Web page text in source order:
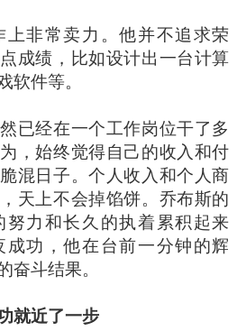
非常卖力。他并不追求荣
成绩，比如设计出一台计算
软件等。
经在一个工作岗位干了多
，始终觉得自己的收入和付
混日子。个人收入和个人商
天上不会掉馅饼。乔布斯的
努力和长久的执着累积起来
成功，他在台前一分钟的辉
奋斗结果。
近了一步